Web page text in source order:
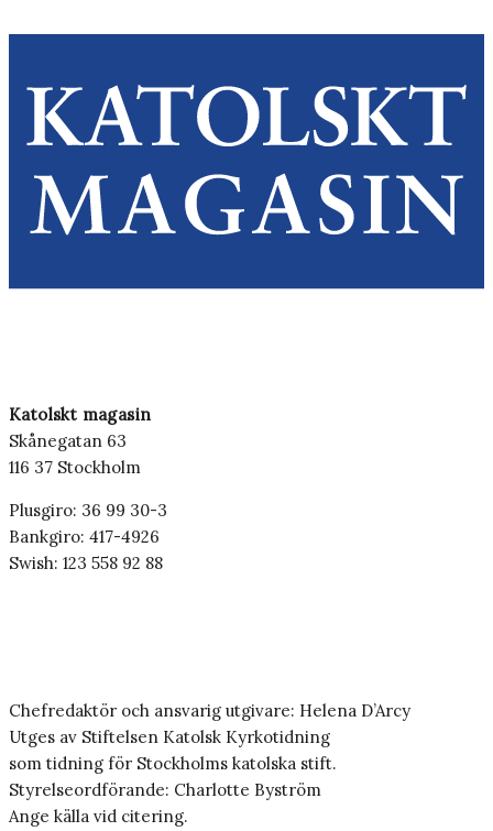
Katolskt magasin
Skånegatan 63
116 37 Stockholm
Plusgiro: 36 99 30-3
Bankgiro: 417-4926
Swish: 123 558 92 88
Chefredaktör och ansvarig utgivare: Helena D’Arcy
Utges av Stiftelsen Katolsk Kyrkotidning
som tidning för Stockholms katolska stift.
Styrelseordförande: Charlotte Byström
Ange källa vid citering.